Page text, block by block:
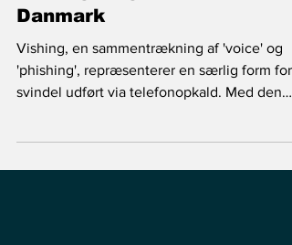
Vishing bølgen er nået til
Danmark
Vishing, en sammentrækning af 'voice' og
'phishing', repræsenterer en særlig form for
rivende...